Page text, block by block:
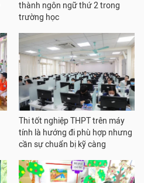
thành ngôn ngữ thứ 2 trong
trường học
Thi tốt nghiệp THPT trên máy
tính là hướng đi phù hợp nhưng
cần sự chuẩn bị kỹ càng